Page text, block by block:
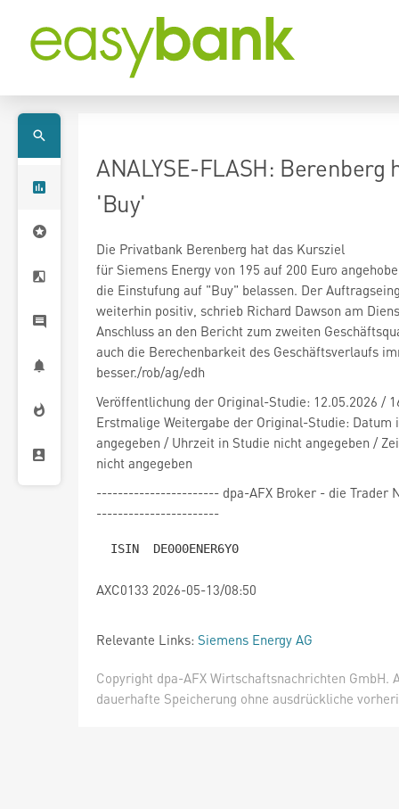
ANALYSE-FLASH:
'Buy'
Die Privatbank Berenberg hat das Kursziel
für Siemens Energy von 195 auf 200 Euro
die Einstufung auf "Buy" belassen. Der
weiterhin positiv, schrieb Richard Dawson am
Anschluss an den Bericht zum zweiten
auch die Berechenbarkeit des Geschäftsverlaufs
besser./rob/ag/edh
Veröffentlichung der Original-Studie: 12.05.2026 /
Erstmalige Weitergabe der Original-Studie: Datum
angegeben / Uhrzeit in Studie nicht angegeben /
nicht angegeben
----------------------- dpa-AFX Broker - die Trader
-----------------------
AXC0133 2026-05-13/08:50
Relevante Links: Siemens Energy AG
Copyright dpa-AFX Wirtschaftsnachrichten
dauerhafte Speicherung ohne ausdrückliche